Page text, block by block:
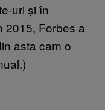
uri și în
2015, Forbes a
asta cam o